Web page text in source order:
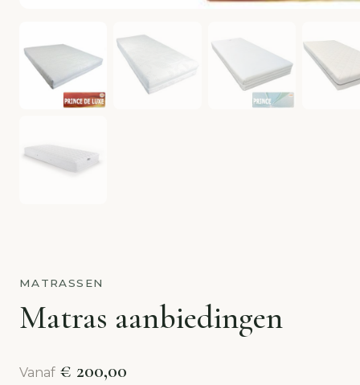
MATRASSEN
Matras aanbiedingen
Vanaf € 200,00